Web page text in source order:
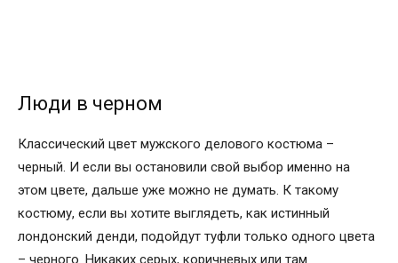
Люди в черном
Классический цвет мужского делового костюма –
черный. И если вы остановили свой выбор именно на
этом цвете, дальше уже можно не думать. К такому
костюму, если вы хотите выглядеть, как истинный
лондонский денди, подойдут туфли только одного цвета
– черного. Никаких серых, коричневых или там